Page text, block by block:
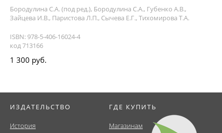
Бородулина С.А. (под ред.), Бородулина С.А., Губенко А.В.,
Зайцева И.В., Паристова Л.П., Сычева Е.Г., Тихомирова Т.А.
ISBN: 978-5-406-16024-4
код 713166
1 300 руб.
ИЗДАТЕЛЬСТВО
История
ГДЕ КУПИТЬ
Магазинам